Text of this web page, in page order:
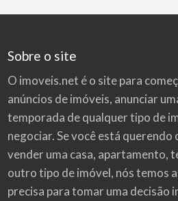
Sobre o site
O imoveis.net é o site para
anúncios de imóveis, anunciar
temporada de qualquer tipo de
negociar. Se você está querendo
vender uma casa, apartamento,
outro tipo de imóvel, nós temos
precisa para tomar uma decisão